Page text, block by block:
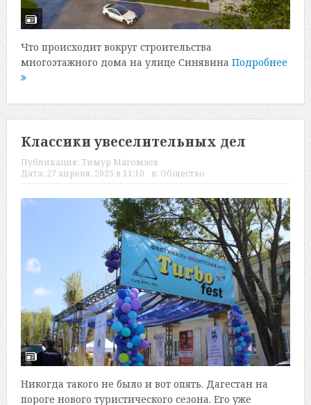
Что происходит вокруг строительства
многоэтажного дома на улице Синявина Подробнее
Классики увеселительных дел
Публикация: Тимур Магомаев
Дата: 27 апреля, 2025 в 11:10 в: Общество
Никогда такого не было и вот опять. Дагестан на
пороге нового туристического сезона. Его уже